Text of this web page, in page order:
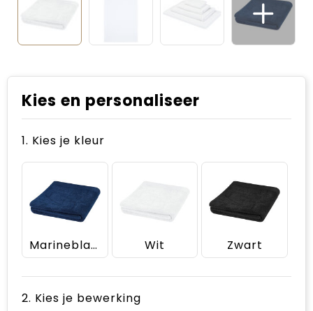
Kies en personaliseer
1. Kies je kleur
Marineblauw Wit Zwart
2. Kies je bewerking